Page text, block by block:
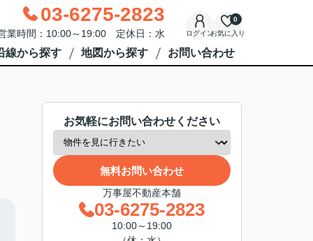
03-6275-2823
業時間：10:00～19:00 定休日：水 ログインお気に入り
0
線から探す 地図から探す お問い合わせ
お気軽にお問い合わせください
無料お問い合わせ
万事屋不動産本舗
03-6275-2823
10:00～19:00